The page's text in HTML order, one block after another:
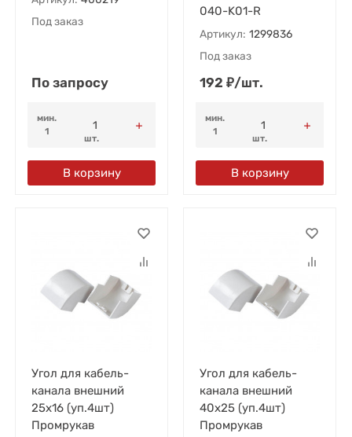
Под заказ
По запросу
мин.
1
шт.
В корзину
040-K01-R
Артикул: 1299836
Под заказ
192 ₽/шт.
мин.
1
шт.
В корзину
Угол для кабель-
канала внешний
25х16 (уп.4шт)
Промрукав
Угол для кабель-
канала внешний
40х25 (уп.4шт)
Промрукав